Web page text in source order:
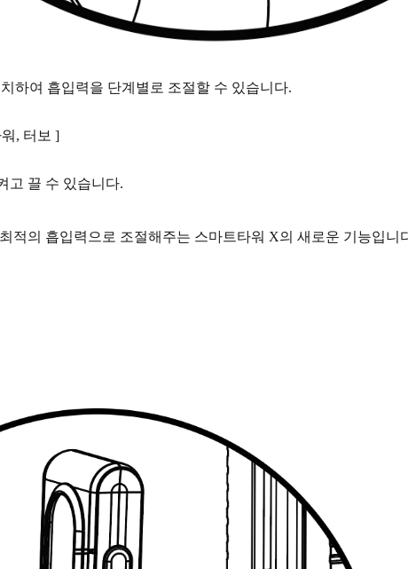
하여 흡입력을 단계별로 조절할 수 있습니다.
, 터보 ]
고 끌 수 있습니다.
적의 흡입력으로 조절해주는 스마트타워 X의 새로운 기능입니